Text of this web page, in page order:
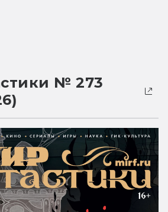
№ 273